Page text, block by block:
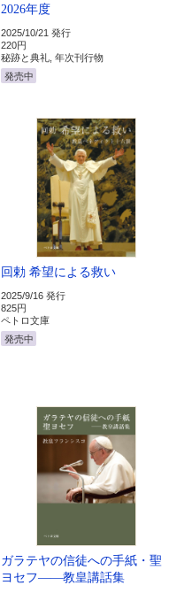
2026年度
2025/10/21 発行
220円
秘跡と典礼, 年次刊行物
発売中
回勅 希望による救い
2025/9/16 発行
825円
ペトロ文庫
発売中
ガラテヤの信徒への手紙・聖
ヨセフ――教皇講話集